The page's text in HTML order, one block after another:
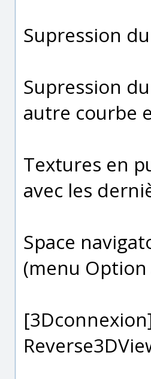
Supression
Supression
autre courbe
Textures en
avec les
Space
(menu